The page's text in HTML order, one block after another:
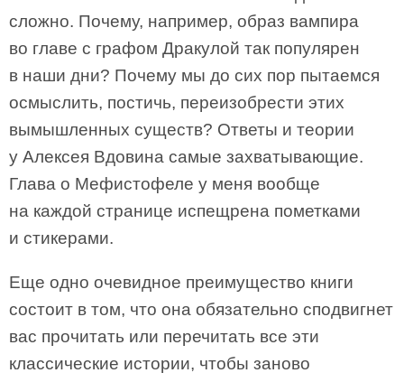
сложно. Почему, например, образ вампира
во главе с графом Дракулой так популярен
в наши дни? Почему мы до сих пор пытаемся
осмыслить, постичь, переизобрести этих
вымышленных существ? Ответы и теории
у Алексея Вдовина самые захватывающие.
Глава о Мефистофеле у меня вообще
на каждой странице испещрена пометками
и стикерами.
Еще одно очевидное преимущество книги
состоит в том, что она обязательно сподвигнет
вас прочитать или перечитать все эти
классические истории, чтобы заново